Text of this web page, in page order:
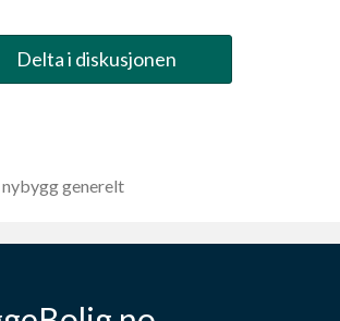
Delta i diskusjonen
generelt